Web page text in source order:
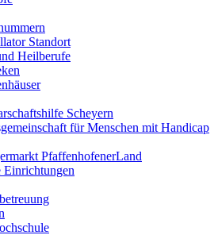
Standort
Heilberufe
Scheyern
für Menschen mit Handicap
PfaffenhofenerLand
Einrichtungen